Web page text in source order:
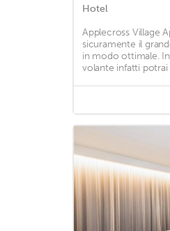
Hotel
Applecross Village
sicuramente il
in modo ottimale.
volante infatti